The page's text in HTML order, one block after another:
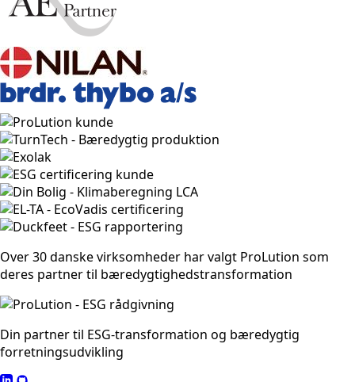
Over 30 danske virksomheder har valgt ProLution som
deres partner til bæredygtighedstransformation
Din partner til ESG-transformation og bæredygtig
forretningsudvikling